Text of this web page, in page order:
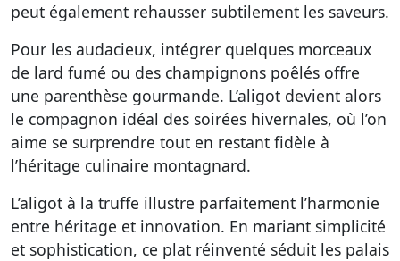
peut également rehausser subtilement les saveurs.
Pour les audacieux, intégrer quelques morceaux
de lard fumé ou des champignons poêlés offre
une parenthèse gourmande. L’aligot devient alors
le compagnon idéal des soirées hivernales, où l’on
aime se surprendre tout en restant fidèle à
l’héritage culinaire montagnard.
L’aligot à la truffe illustre parfaitement l’harmonie
entre héritage et innovation. En mariant simplicité
et sophistication, ce plat réinventé séduit les palais